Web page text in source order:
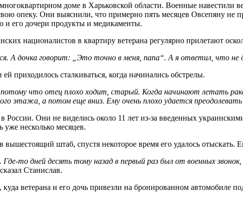
доме в Харьковской области. Военные навестили
свою опеку. Они выяснили, что примерно пять месяцев Овсепяну
и его дочери продукты и медикаменты.
националистов в квартиру ветерана регулярно прилетают
А дочка говорит: „Это точно в меня, папа“. А я ответил, что не
приходилось сталкиваться, когда начинались обстрелы.
что отец плохо ходит, старый. Когда начинают летать
этажа, а потом еще вниз. Ему очень плохо удается преодолевать
России. Они не виделись около 11 лет из-за введенных
уже несколько месяцев.
штаб, спустя некоторое время его удалось отыскать.
Где-то дней десять тому назад в первый раз был от военных
Станислав.
ветерана и его дочь привезли на бронированном автомобиле